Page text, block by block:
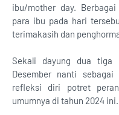
ibu/mother day.
para ibu pada hari
terimakasih dan
Sekali dayung dua tiga
Desember nanti
refleksi diri potret
umumnya di tahun 2024 ini.